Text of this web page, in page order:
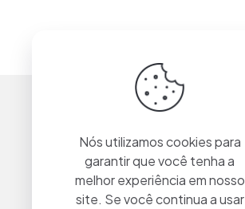
Nós utilizamos cookies para
garantir que você tenha a
melhor experiência em nosso
site. Se você continua a usar